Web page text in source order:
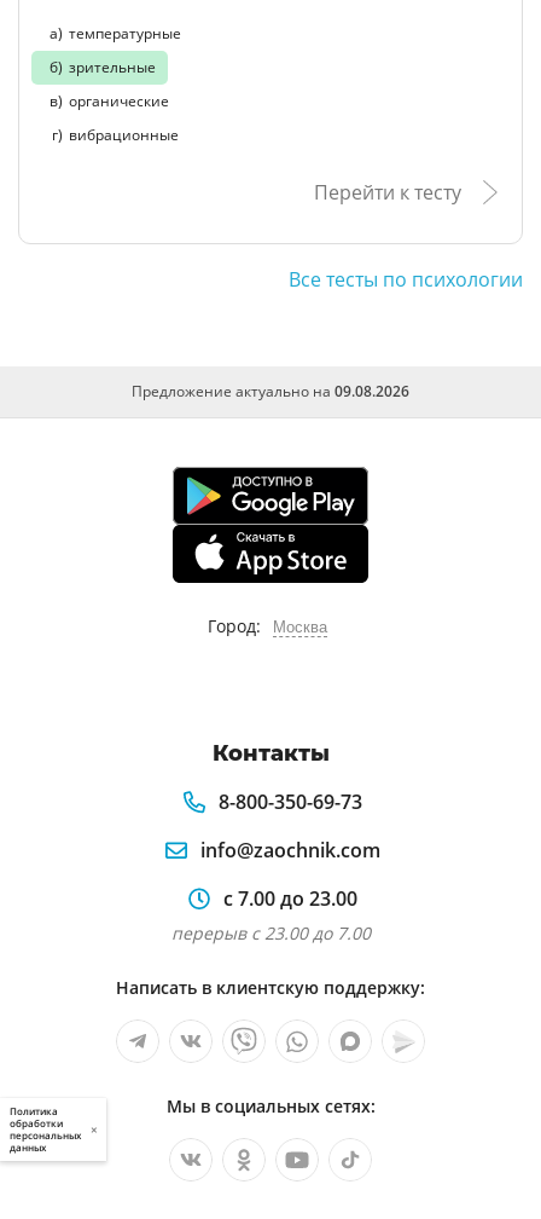
температурные
зрительные
органические
вибрационные
Перейти к тесту
Все тесты по психологии
Предложение актуально на 09.08.2026
Город: Москва
Контакты
8-800-350-69-73
info@zaochnik.com
с 7.00 до 23.00
перерыв с 23.00 до 7.00
Написать в клиентскую поддержку:
Мы в социальных сетях:
Политика
обработки
персональных
данных
×